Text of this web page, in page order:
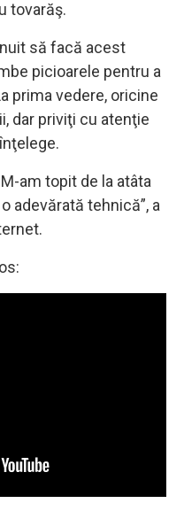
tovarăş.
să facă acest
picioarele pentru a
prima vedere, oricine
dar priviţi cu atenţie
am topit de la atâta
adevărată tehnică”, a